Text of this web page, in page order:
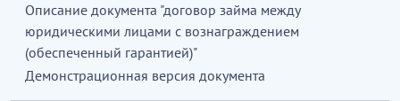
Описание документа "договор займа между
юридическими лицами с вознаграждением
(обеспеченный гарантией)"
Демонстрационная версия документа